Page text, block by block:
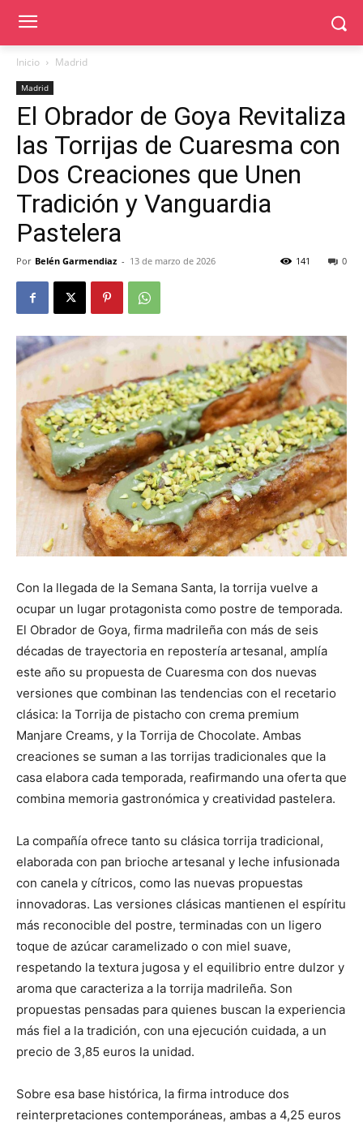
Inicio Madrid
Madrid
El Obrador de Goya Revitaliza
las Torrijas de Cuaresma con
Dos Creaciones que Unen
Tradición y Vanguardia
Pastelera
Por Belén Garmendiaz - 13 de marzo de 2026 0
141
Con la llegada de la Semana Santa, la torrija vuelve a
ocupar un lugar protagonista como postre de temporada.
El Obrador de Goya, firma madrileña con más de seis
décadas de trayectoria en repostería artesanal, amplía
este año su propuesta de Cuaresma con dos nuevas
versiones que combinan las tendencias con el recetario
clásica: la Torrija de pistacho con crema premium
Manjare Creams, y la Torrija de Chocolate. Ambas
creaciones se suman a las torrijas tradicionales que la
casa elabora cada temporada, reafirmando una oferta que
combina memoria gastronómica y creatividad pastelera.
La compañía ofrece tanto su clásica torrija tradicional,
elaborada con pan brioche artesanal y leche infusionada
con canela y cítricos, como las nuevas propuestas
innovadoras. Las versiones clásicas mantienen el espíritu
más reconocible del postre, terminadas con un ligero
toque de azúcar caramelizado o con miel suave,
respetando la textura jugosa y el equilibrio entre dulzor y
aroma que caracteriza a la torrija madrileña. Son
propuestas pensadas para quienes buscan la experiencia
más fiel a la tradición, con una ejecución cuidada, a un
precio de 3,85 euros la unidad.
Sobre esa base histórica, la firma introduce dos
reinterpretaciones contemporáneas, ambas a 4,25 euros